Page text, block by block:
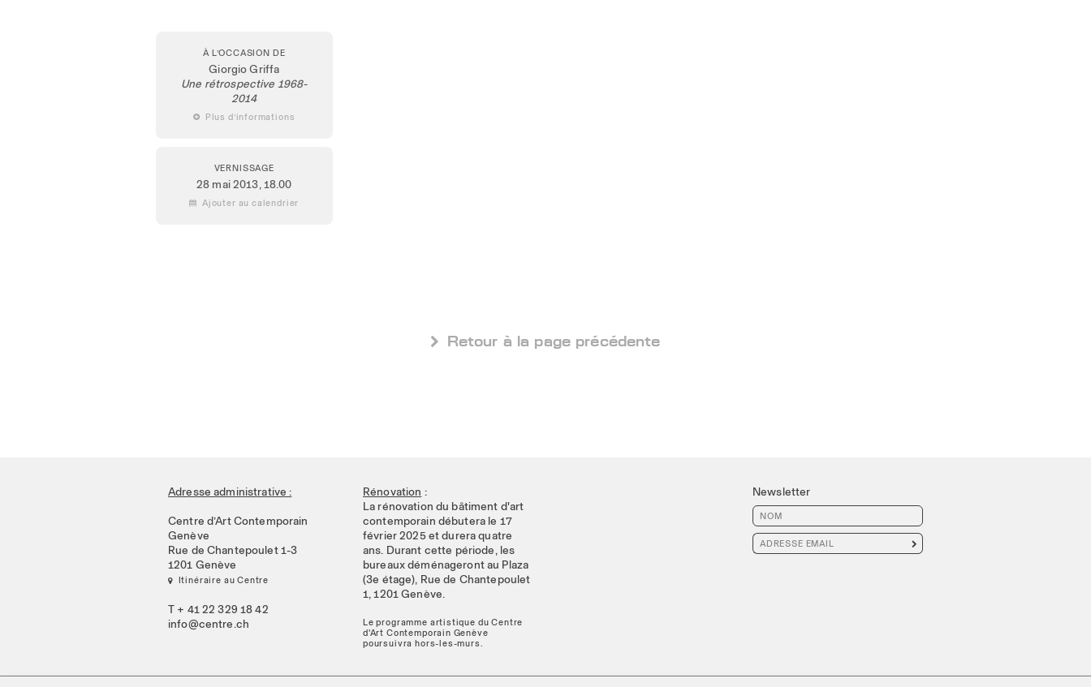
À L’OCCASION DE
Giorgio Griffa
Une rétrospective 1968-
2014
 Plus d’informations
VERNISSAGE
28 mai 2013, 18.00
 Ajouter au calendrier
 Retour à la page précédente
Adresse administrative :
Centre d’Art Contemporain
Genève
Rue de Chantepoulet 1-3
1201 Genève
 Itinéraire au Centre
T + 41 22 329 18 42
info@centre.ch
Rénovation :
La rénovation du bâtiment d'art
contemporain débutera le 17
février 2025 et durera quatre
ans. Durant cette période, les
bureaux déménageront au Plaza
(3e étage), Rue de Chantepoulet
1, 1201 Genève.
Le programme artistique du Centre
d'Art Contemporain Genève
poursuivra hors-les-murs.
Newsletter
